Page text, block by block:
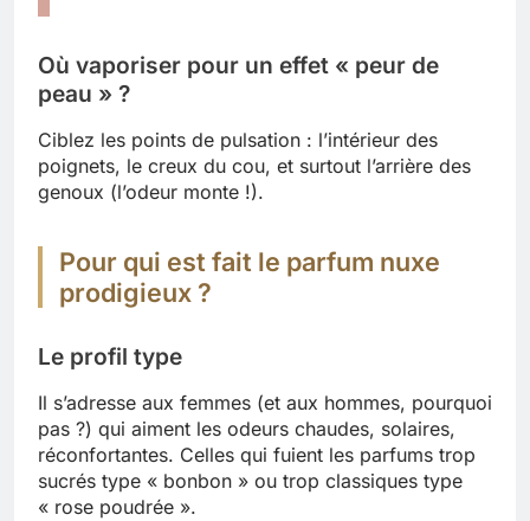
Où vaporiser pour un effet « peur de
peau » ?
Ciblez les points de pulsation : l’intérieur des
poignets, le creux du cou, et surtout l’arrière des
genoux (l’odeur monte !).
Pour qui est fait le parfum nuxe
prodigieux ?
Le profil type
Il s’adresse aux femmes (et aux hommes, pourquoi
pas ?) qui aiment les odeurs chaudes, solaires,
réconfortantes. Celles qui fuient les parfums trop
sucrés type « bonbon » ou trop classiques type
« rose poudrée ».